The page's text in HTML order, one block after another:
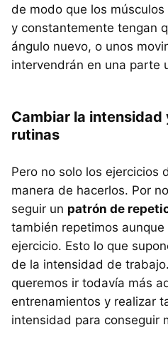
de modo que los
y constantemente tengan
ángulo nuevo, o unos
intervendrán en una parte
Cambiar la intensidad
rutinas
Pero no solo los ejercicios
manera de hacerlos. Por
seguir un patrón de
también repetimos
ejercicio. Esto lo que
de la intensidad de
queremos ir todavía más
entrenamientos y realizar
intensidad para conseguir